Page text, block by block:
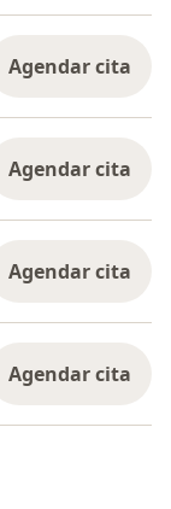
Agendar cita
Agendar cita
Agendar cita
Agendar cita